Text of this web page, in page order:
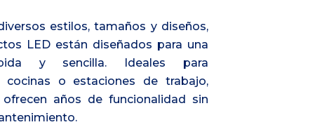
estilos, tamaños y diseños,
LED están diseñados para una
y sencilla. Ideales para
cocinas o estaciones de trabajo,
años de funcionalidad sin